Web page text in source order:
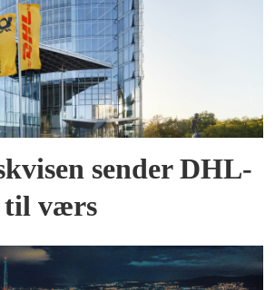
sender DHL-
til værs